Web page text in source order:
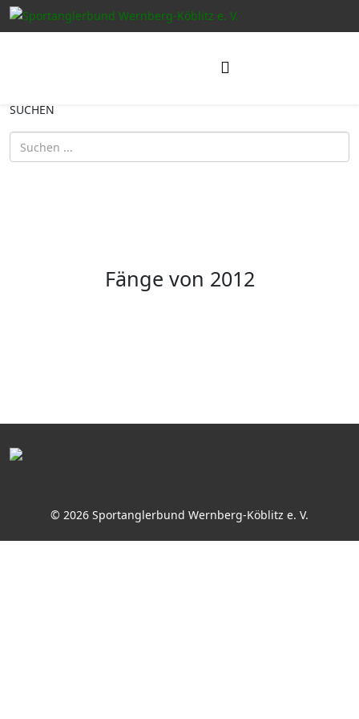
SUCHEN
Fänge von 2012
© 2026 Sportanglerbund Wernberg-Köblitz e. V.